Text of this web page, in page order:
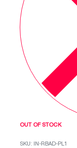
OUT OF STOCK
IN-RBAD-PL1